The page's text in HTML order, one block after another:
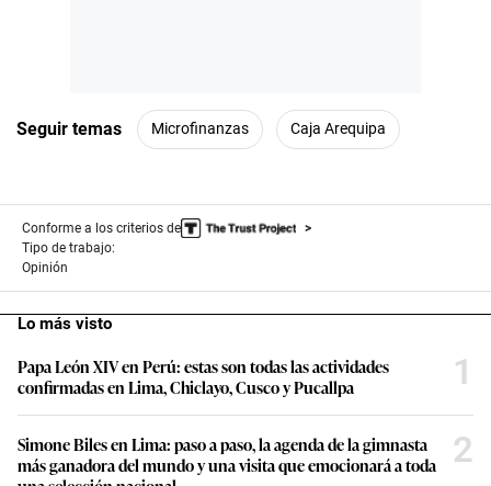
Seguir temas Microfinanzas Caja Arequipa
Conforme a los criterios de
Tipo de trabajo:
Opinión
Lo más visto
Papa León XIV en Perú: estas son todas las actividades
confirmadas en Lima, Chiclayo, Cusco y Pucallpa
1
Simone Biles en Lima: paso a paso, la agenda de la gimnasta
más ganadora del mundo y una visita que emocionará a toda
2